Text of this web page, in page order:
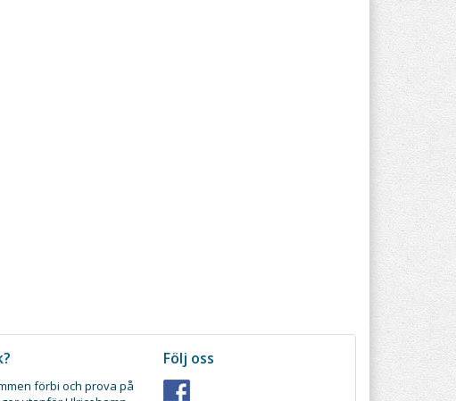
Följ oss
förbi och prova på